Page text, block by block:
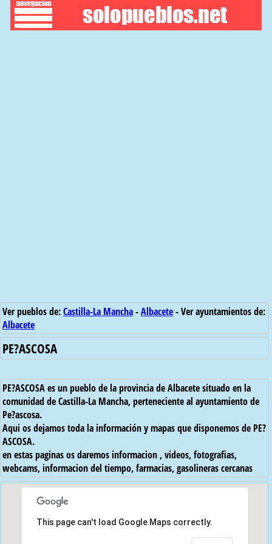
Ver pueblos de:Castilla-La Mancha-Albacete- Ver ayuntamientos de:
Albacete
PE?ASCOSA
PE?ASCOSA es un pueblo de la provincia de Albacete situado en la
comunidad de Castilla-La Mancha, perteneciente al ayuntamiento de
Pe?ascosa.
Aqui os dejamos toda la información y mapas que disponemos de PE?
ASCOSA.
en estas paginas os daremos informacion , videos, fotografias,
webcams, informacion del tiempo, farmacias, gasolineras cercanas
This page can't load Google Maps correctly.